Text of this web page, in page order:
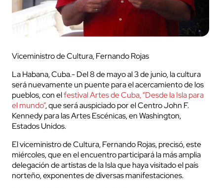
Viceministro de Cultura, Fernando Rojas
La Habana, Cuba.- Del 8 de mayo al 3 de junio, la cultura
será nuevamente un puente para el acercamiento de los
pueblos, con elfestival Artes de Cuba, “Desde la Isla para
el mundo”, que será auspiciado por el Centro John F.
Kennedy para las Artes Escénicas, en Washington,
Estados Unidos.
El viceministro de Cultura, Fernando Rojas, precisó, este
miércoles, que en el encuentro participará la más amplia
delegación de artistas de la Isla que haya visitado el país
norteño, exponentes de diversas manifestaciones.